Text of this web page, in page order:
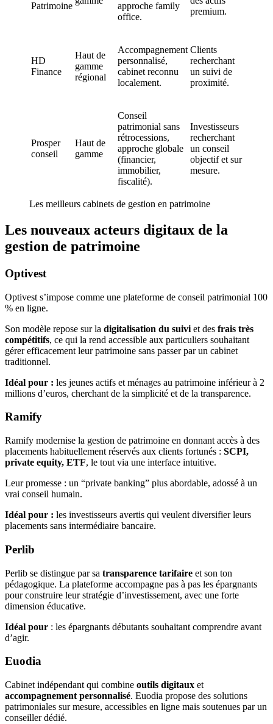
Patrimoine
approche family
office.
premium.
HD
Finance
Haut de
gamme
régional
Accompagnement
personnalisé,
cabinet reconnu
localement.
Clients
recherchant
un suivi de
proximité.
Prosper
conseil
Haut de
gamme
Conseil
patrimonial sans
rétrocessions,
approche globale
(financier,
immobilier,
fiscalité).
Investisseurs
recherchant
un conseil
objectif et sur
mesure.
Les meilleurs cabinets de gestion en patrimoine
Les nouveaux acteurs digitaux de la
gestion de patrimoine
Optivest
Optivest s’impose comme une plateforme de conseil patrimonial 100
% en ligne.
Son modèle repose sur la digitalisation du suivi et des frais très
compétitifs, ce qui la rend accessible aux particuliers souhaitant
gérer efficacement leur patrimoine sans passer par un cabinet
traditionnel.
Idéal pour : les jeunes actifs et ménages au patrimoine inférieur à 2
millions d’euros, cherchant de la simplicité et de la transparence.
Ramify
Ramify modernise la gestion de patrimoine en donnant accès à des
placements habituellement réservés aux clients fortunés : SCPI,
private equity, ETF, le tout via une interface intuitive.
Leur promesse : un “private banking” plus abordable, adossé à un
vrai conseil humain.
Idéal pour : les investisseurs avertis qui veulent diversifier leurs
placements sans intermédiaire bancaire.
Perlib
Perlib se distingue par sa transparence tarifaire et son ton
pédagogique. La plateforme accompagne pas à pas les épargnants
pour construire leur stratégie d’investissement, avec une forte
dimension éducative.
Idéal pour : les épargnants débutants souhaitant comprendre avant
d’agir.
Euodia
Cabinet indépendant qui combine outils digitaux et
accompagnement personnalisé. Euodia propose des solutions
patrimoniales sur mesure, accessibles en ligne mais soutenues par un
conseiller dédié.